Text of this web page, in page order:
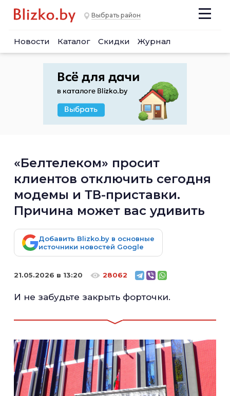
Выбрать район
Новости Каталог Скидки Журнал
«Белтелеком» просит
клиентов отключить сегодня
модемы и ТВ-приставки.
Причина может вас удивить
Добавить Blizko.by в основные
источники новостей Google
21.05.2026 в 13:20 28062
И не забудьте закрыть форточки.